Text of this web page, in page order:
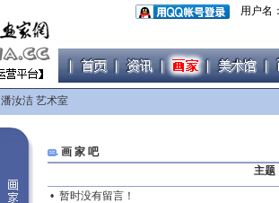
用户名
潘汝洁 艺术室
画 家 吧
主题
• 暂时没有留言！